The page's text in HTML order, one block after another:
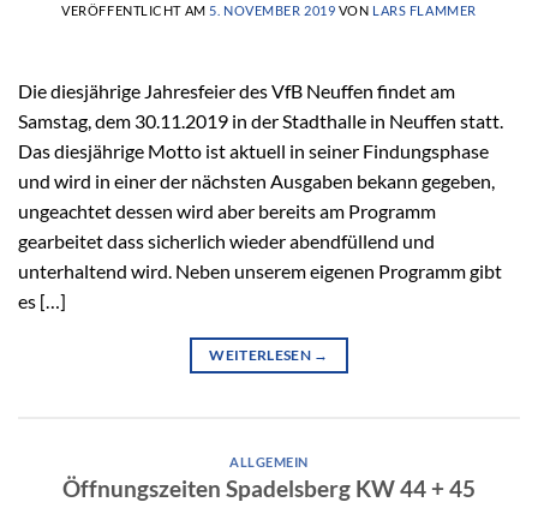
VERÖFFENTLICHT AM 5. NOVEMBER 2019 VON LARS FLAMMER
Die diesjährige Jahresfeier des VfB Neuffen findet am
Samstag, dem 30.11.2019 in der Stadthalle in Neuffen statt.
Das diesjährige Motto ist aktuell in seiner Findungsphase
und wird in einer der nächsten Ausgaben bekann gegeben,
ungeachtet dessen wird aber bereits am Programm
gearbeitet dass sicherlich wieder abendfüllend und
unterhaltend wird. Neben unserem eigenen Programm gibt
es […]
WEITERLESEN →
ALLGEMEIN
Öffnungszeiten Spadelsberg KW 44 + 45